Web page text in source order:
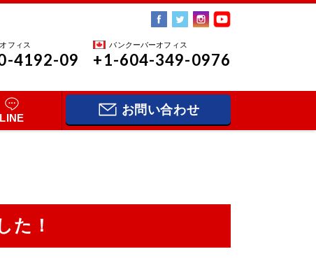
フィス
4192-09
バンクーバーオフィス
+1-604-349-0976
LINE
お問い合わせ
た！